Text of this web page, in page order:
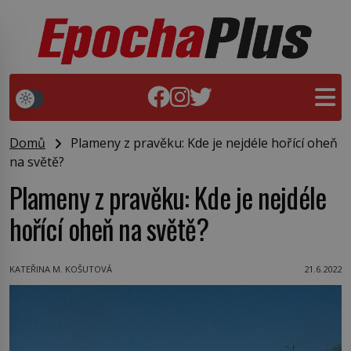
Domů
Plameny z pravěku: Kde je nejdéle hořící oheň
na světě?
Plameny z pravěku: Kde je nejdéle
hořící oheň na světě?
KATEŘINA M. KOŠUTOVÁ 21.6.2022